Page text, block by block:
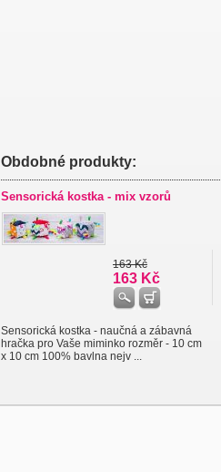
Obdobné produkty:
Sensorická kostka - mix vzorů
163 Kč
163 Kč
Sensorická kostka - naučná a zábavná
hračka pro Vaše miminko rozměr - 10 cm
x 10 cm 100% bavlna nejv ...